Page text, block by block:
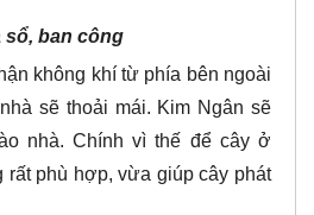
sổ, ban công
không khí từ phía bên ngoài
sẽ thoải mái. Kim Ngân sẽ
nhà. Chính vì thế để cây ở
rất phù hợp, vừa giúp cây phát